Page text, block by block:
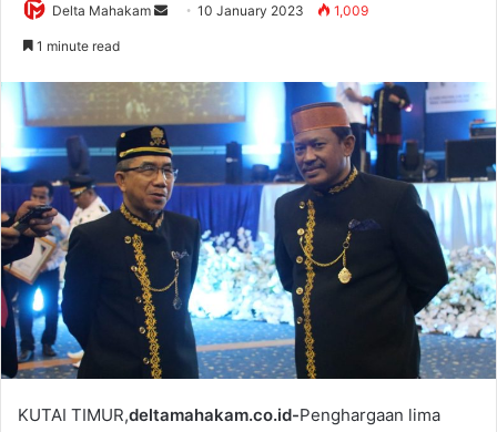
Delta Mahakam
d
n
e
m
10 January 2023 1,009
1 minute read
KUTAI TIMUR,deltamahakam.co.id-Penghargaan lima